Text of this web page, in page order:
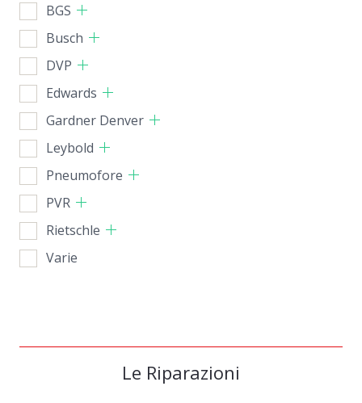
BGS
Busch
DVP
Edwards
Gardner Denver
Leybold
Pneumofore
PVR
Rietschle
Varie
Le Riparazioni